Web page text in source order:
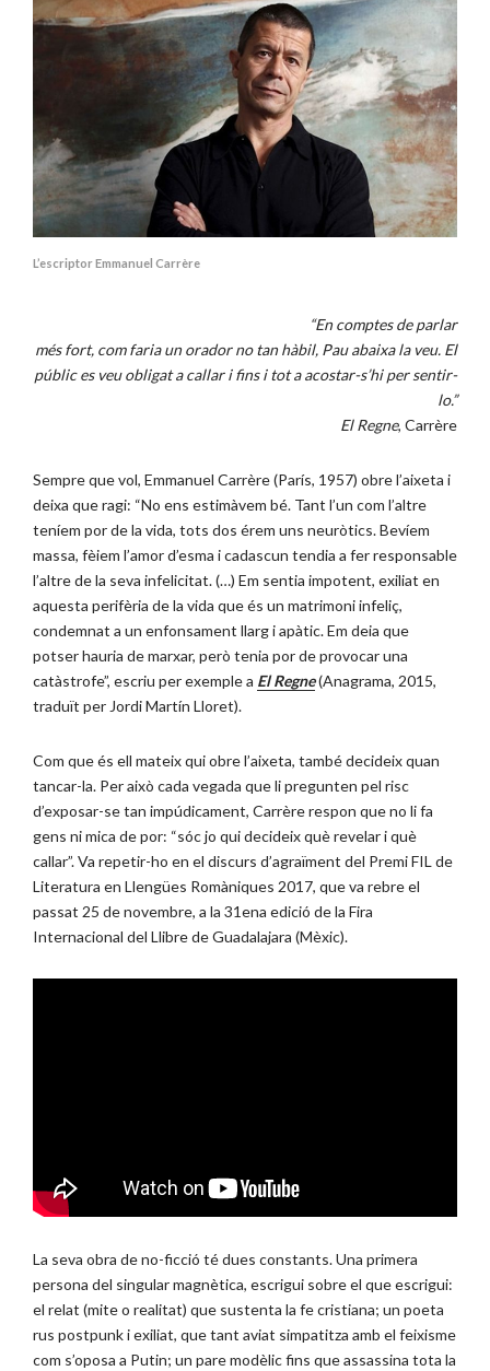
L’escriptor Emmanuel Carrère
“En comptes de parlar
més fort, com faria un orador no tan hàbil, Pau abaixa la veu. El
públic es veu obligat a callar i fins i tot a acostar-s’hi per sentir-
lo.”
El Regne, Carrère
Sempre que vol, Emmanuel Carrère (París, 1957) obre l’aixeta i
deixa que ragi: “No ens estimàvem bé. Tant l’un com l’altre
teníem por de la vida, tots dos érem uns neuròtics. Bevíem
massa, fèiem l’amor d’esma i cadascun tendia a fer responsable
l’altre de la seva infelicitat. (…) Em sentia impotent, exiliat en
aquesta perifèria de la vida que és un matrimoni infeliç,
condemnat a un enfonsament llarg i apàtic. Em deia que
potser hauria de marxar, però tenia por de provocar una
catàstrofe”, escriu per exemple a El Regne(Anagrama, 2015,
traduït per Jordi Martín Lloret).
Com que és ell mateix qui obre l’aixeta, també decideix quan
tancar-la. Per això cada vegada que li pregunten pel risc
d’exposar-se tan impúdicament, Carrère respon que no li fa
gens ni mica de por: “sóc jo qui decideix què revelar i què
callar”. Va repetir-ho en el discurs d’agraïment del Premi FIL de
Literatura en Llengües Romàniques 2017, que va rebre el
passat 25 de novembre, a la 31ena edició de la Fira
Internacional del Llibre de Guadalajara (Mèxic).
La seva obra de no-ficció té dues constants. Una primera
persona del singular magnètica, escrigui sobre el que escrigui:
el relat (mite o realitat) que sustenta la fe cristiana; un poeta
rus postpunk i exiliat, que tant aviat simpatitza amb el feixisme
com s’oposa a Putin; un pare modèlic fins que assassina tota la